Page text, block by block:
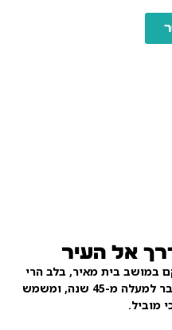
אל העיר
במושב בית מאיר, בלב הרי
יהודה ובדרך העולה לירושלים, כבר למעלה מ-45 שנה, ומשמש
מוביל.